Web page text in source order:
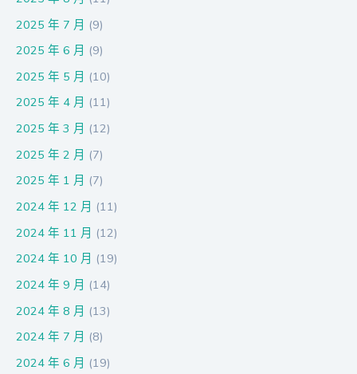
2025 年 7 月 (9)
2025 年 6 月 (9)
2025 年 5 月 (10)
2025 年 4 月 (11)
2025 年 3 月 (12)
2025 年 2 月 (7)
2025 年 1 月 (7)
2024 年 12 月 (11)
2024 年 11 月 (12)
2024 年 10 月 (19)
2024 年 9 月 (14)
2024 年 8 月 (13)
2024 年 7 月 (8)
2024 年 6 月 (19)